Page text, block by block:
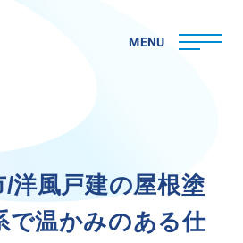
MENU
ついて
/洋風戸建の屋根塗
で温かみのある仕